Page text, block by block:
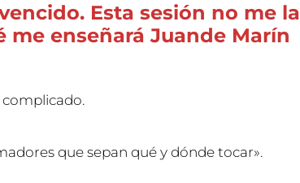
Esta sesión no me la
me enseñará Juande Marín
que sepan qué y dónde tocar».